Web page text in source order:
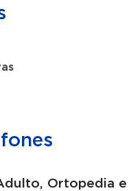
Ortopedia e